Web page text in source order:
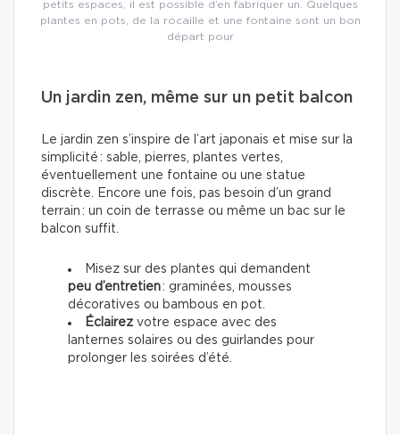
petits espaces, il est possible d’en fabriquer un. Quelques
plantes en pots, de la rocaille et une fontaine sont un bon
départ pour
Un jardin zen, même sur un petit balcon
Le jardin zen s’inspire de l’art japonais et mise sur la
simplicité : sable, pierres, plantes vertes,
éventuellement une fontaine ou une statue
discrète. Encore une fois, pas besoin d’un grand
terrain : un coin de terrasse ou même un bac sur le
balcon suffit.
Misez sur des plantes qui demandent
peu d’entretien: graminées, mousses
décoratives ou bambous en pot.
Éclairez votre espace avec des
lanternes solaires ou des guirlandes pour
prolonger les soirées d’été.